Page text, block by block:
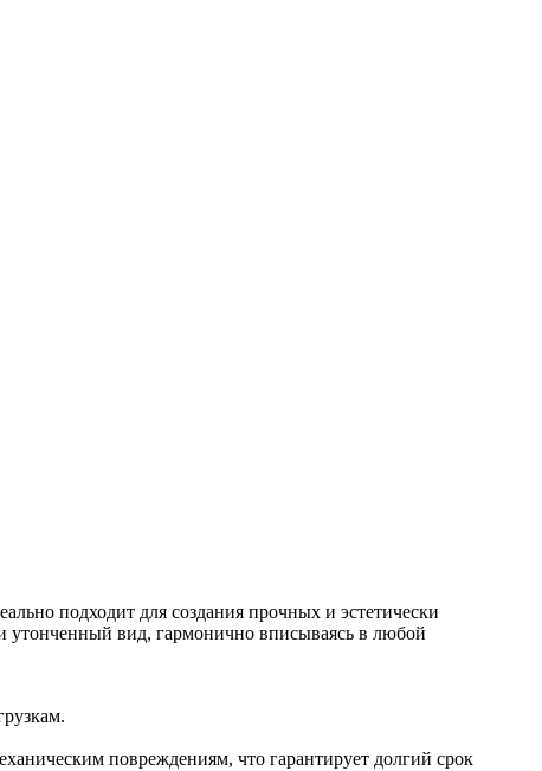
подходит для создания прочных и эстетически
утонченный вид, гармонично вписываясь в любой
повреждениям, что гарантирует долгий срок